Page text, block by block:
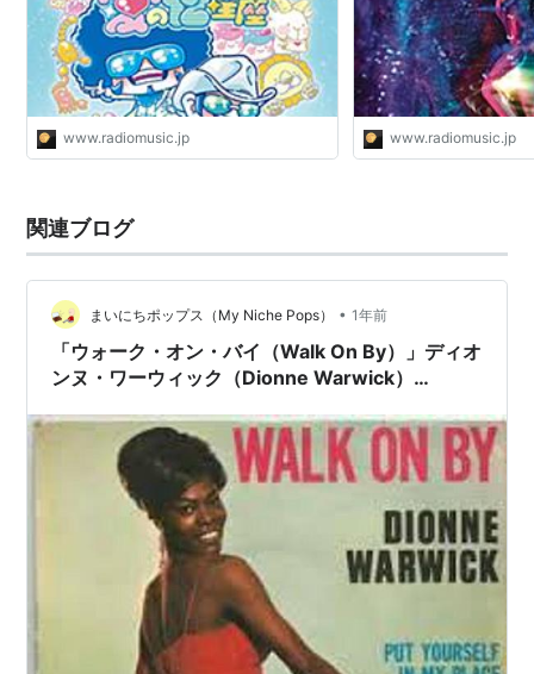
ドージャ・キャット、スタイリスティ
ックス、ヒューズ・コーポレーショ
ン） - ラジオと音楽
www.radiomusic.jp www.radiomusic.jp
関連ブログ
まいにちポップス（My Niche Pops） • 1年前
「ウォーク・オン・バイ（Walk On By）」ディオ
ンヌ・ワーウィック（Dionne Warwick）